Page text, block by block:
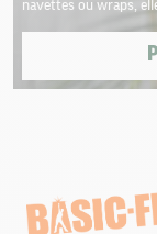
navettes ou wraps,